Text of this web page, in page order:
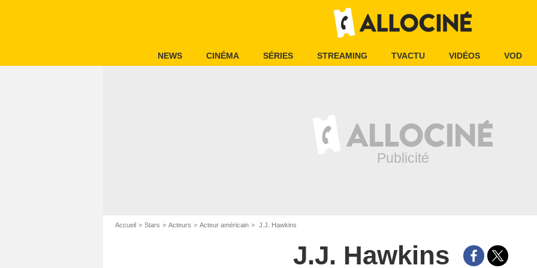
NEWS CINÉMA SÉRIES STREAMING TVACTU VIDÉOS VOD
Accueil Stars Acteurs Acteur américain J.J. Hawkins
J.J. Hawkins